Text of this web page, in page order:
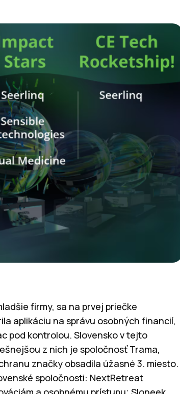
firmy, sa na prvej priečke
aplikáciu na správu osobných financií,
pod kontrolou. Slovensko v tejto
z nich je spoločnosť Trama,
značky obsadila úžasné 3. miesto.
spoločnosti: NextRetreat